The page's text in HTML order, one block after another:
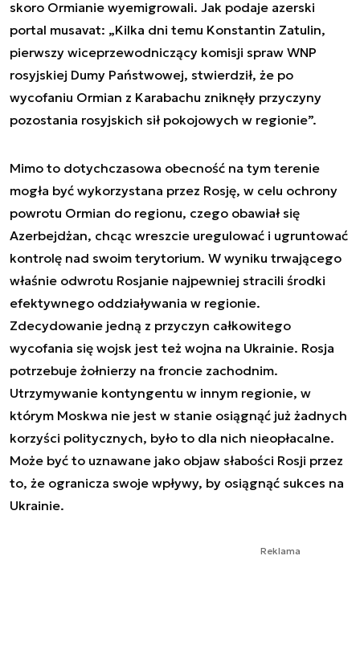
skoro Ormianie wyemigrowali. Jak podaje azerski
portal musavat: „Kilka dni temu Konstantin Zatulin,
pierwszy wiceprzewodniczący komisji spraw WNP
rosyjskiej Dumy Państwowej, stwierdził, że po
wycofaniu Ormian z Karabachu zniknęły przyczyny
pozostania rosyjskich sił pokojowych w regionie”.
Mimo to dotychczasowa obecność na tym terenie
mogła być wykorzystana przez Rosję, w celu ochrony
powrotu Ormian do regionu, czego obawiał się
Azerbejdżan, chcąc wreszcie uregulować i ugruntować
kontrolę nad swoim terytorium. W wyniku trwającego
właśnie odwrotu Rosjanie najpewniej stracili środki
efektywnego oddziaływania w regionie.
Zdecydowanie jedną z przyczyn całkowitego
wycofania się wojsk jest też wojna na Ukrainie. Rosja
potrzebuje żołnierzy na froncie zachodnim.
Utrzymywanie kontyngentu w innym regionie, w
którym Moskwa nie jest w stanie osiągnąć już żadnych
korzyści politycznych, było to dla nich nieopłacalne.
Może być to uznawane jako objaw słabości Rosji przez
to, że ogranicza swoje wpływy, by osiągnąć sukces na
Ukrainie.
Reklama